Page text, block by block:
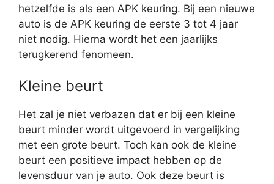
hetzelfde is als een APK keuring. Bij een nieuwe
auto is de APK keuring de eerste 3 tot 4 jaar
niet nodig. Hierna wordt het een jaarlijks
terugkerend fenomeen.
Kleine beurt
Het zal je niet verbazen dat er bij een kleine
beurt minder wordt uitgevoerd in vergelijking
met een grote beurt. Toch kan ook de kleine
beurt een positieve impact hebben op de
levensduur van je auto. Ook deze beurt is